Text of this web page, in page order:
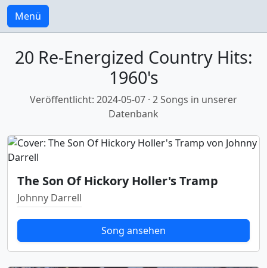
Menü
20 Re-Energized Country Hits:
1960's
Veröffentlicht: 2024-05-07 · 2 Songs in unserer
Datenbank
The Son Of Hickory Holler's Tramp
Johnny Darrell
Song ansehen